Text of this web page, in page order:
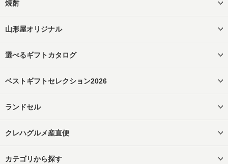
焼酎
山形屋オリジナル
選べるギフトカタログ
ベストギフトセレクション2026
ランドセル
クレハグルメ産直便
カテゴリから探す